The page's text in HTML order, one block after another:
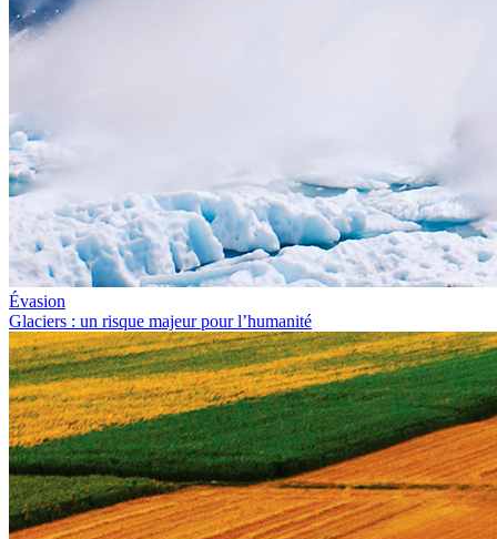
Évasion
Glaciers : un risque majeur pour l’humanité